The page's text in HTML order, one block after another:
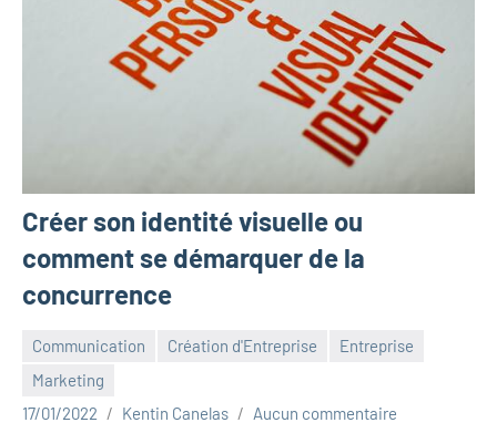
Créer son identité visuelle ou
comment se démarquer de la
concurrence
Communication Création d'Entreprise
Entreprise
Marketing
17/01/2022
Kentin Canelas Aucun commentaire